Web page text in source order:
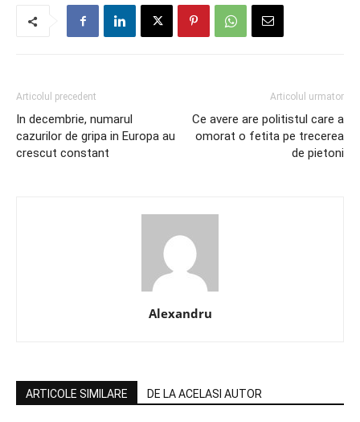
Articolul precedent
In decembrie, numarul
cazurilor de gripa in Europa au
crescut constant
Articolul urmator
Ce avere are politistul care a
omorat o fetita pe trecerea
de pietoni
Alexandru
ARTICOLE SIMILARE DE LA ACELASI AUTOR